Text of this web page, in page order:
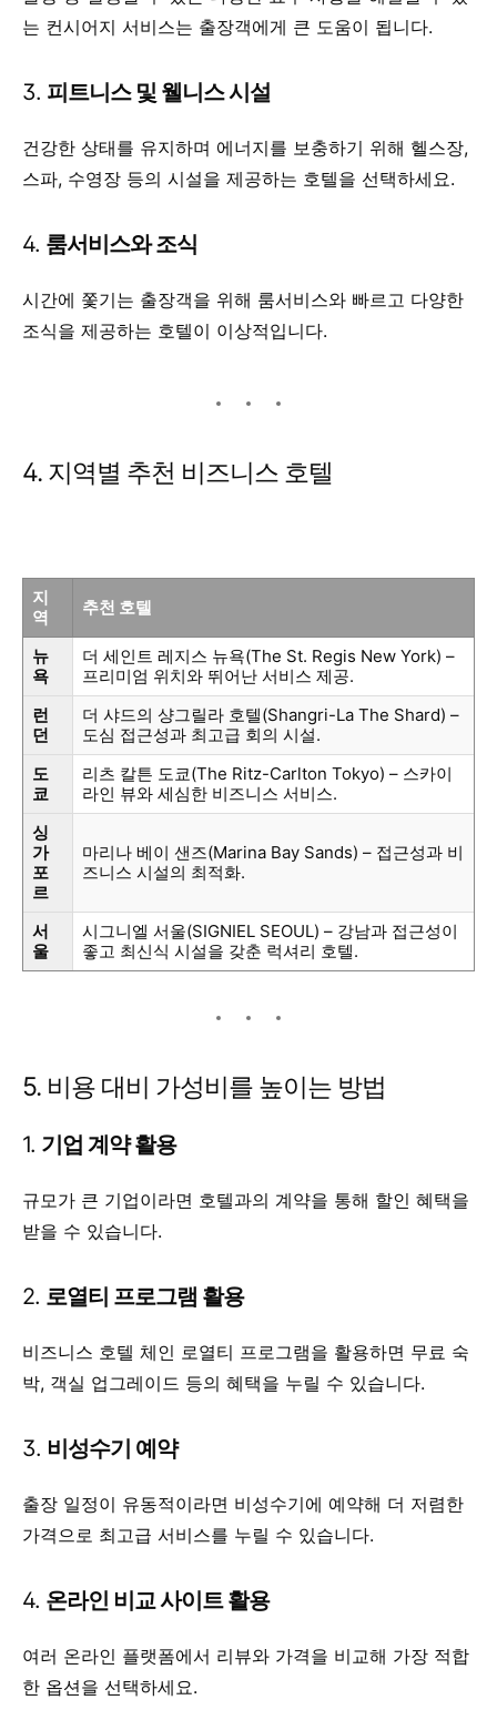
는 컨시어지 서비스는 출장객에게 큰 도움이 됩니다.
3. 피트니스 및 웰니스 시설
건강한 상태를 유지하며 에너지를 보충하기 위해 헬스장,
스파, 수영장 등의 시설을 제공하는 호텔을 선택하세요.
4. 룸서비스와 조식
시간에 쫓기는 출장객을 위해 룸서비스와 빠르고 다양한
조식을 제공하는 호텔이 이상적입니다.
4. 지역별 추천 비즈니스 호텔
지
역
추천 호텔
뉴
욕
더 세인트 레지스 뉴욕(The St. Regis New York) –
프리미엄 위치와 뛰어난 서비스 제공.
런
던
더 샤드의 샹그릴라 호텔(Shangri-La The Shard) –
도심 접근성과 최고급 회의 시설.
도
쿄
리츠 칼튼 도쿄(The Ritz-Carlton Tokyo) – 스카이
라인 뷰와 세심한 비즈니스 서비스.
싱
가
포
르
마리나 베이 샌즈(Marina Bay Sands) – 접근성과 비
즈니스 시설의 최적화.
서
울
시그니엘 서울(SIGNIEL SEOUL) – 강남과 접근성이
좋고 최신식 시설을 갖춘 럭셔리 호텔.
5. 비용 대비 가성비를 높이는 방법
1. 기업 계약 활용
규모가 큰 기업이라면 호텔과의 계약을 통해 할인 혜택을
받을 수 있습니다.
2. 로열티 프로그램 활용
비즈니스 호텔 체인 로열티 프로그램을 활용하면 무료 숙
박, 객실 업그레이드 등의 혜택을 누릴 수 있습니다.
3. 비성수기 예약
출장 일정이 유동적이라면 비성수기에 예약해 더 저렴한
가격으로 최고급 서비스를 누릴 수 있습니다.
4. 온라인 비교 사이트 활용
여러 온라인 플랫폼에서 리뷰와 가격을 비교해 가장 적합
한 옵션을 선택하세요.